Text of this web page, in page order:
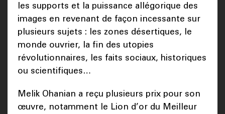
les supports et la puissance allégorique des
images en revenant de façon incessante sur
plusieurs sujets : les zones désertiques, le
monde ouvrier, la fin des utopies
révolutionnaires, les faits sociaux, historiques
ou scientifiques…
Melik Ohanian a reçu plusieurs prix pour son
œuvre, notamment le Lion d’or du Meilleur